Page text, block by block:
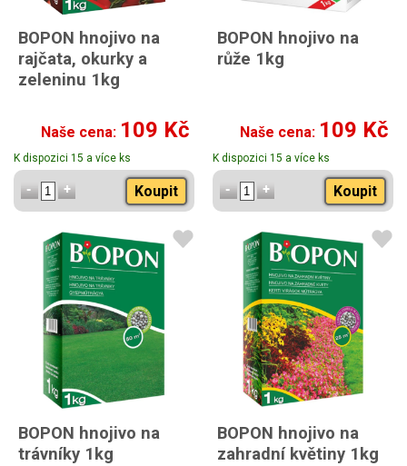
BOPON hnojivo na
rajčata, okurky a
zeleninu 1kg
Naše cena: 109 Kč
K dispozici 15 a více ks
Koupit
BOPON hnojivo na
růže 1kg
Naše cena: 109 Kč
K dispozici 15 a více ks
Koupit
BOPON hnojivo na
trávníky 1kg
BOPON hnojivo na
zahradní květiny 1kg